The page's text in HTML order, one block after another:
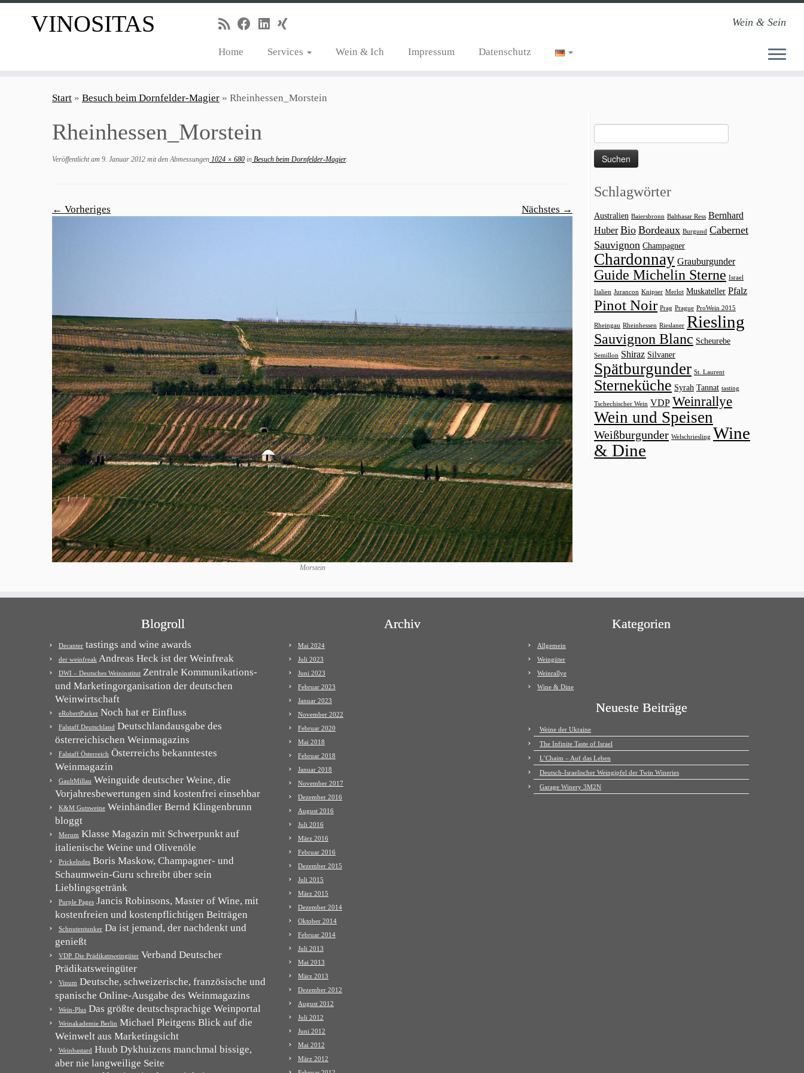
VINOSITAS Wein & Sein
Home Services Wein & Ich Impressum Datenschutz
Start » Besuch beim Dornfelder-Magier » Rheinhessen_Morstein
Rheinhessen_Morstein
Veröffentlicht am 9. Januar 2012 mit den Abmessungen 1024 × 680 in Besuch beim Dornfelder-Magier.
← Vorheriges Nächstes →
Morstein
nach:
Schlagwörter
Australien Baiersbronn Balthasar Ress Bernhard
Huber Bio Bordeaux Burgund Cabernet
Sauvignon Champagner
Chardonnay Grauburgunder
Guide Michelin Sterne Israel
Italien Jurancon Knipser Merlot Muskateller Pfalz
Pinot Noir Prag Prague ProWein 2015
Rheingau Rheinhessen Rieslaner Riesling
Sauvignon Blanc Scheurebe
Semillon Shiraz Silvaner
Spätburgunder St. Laurent
Sterneküche Syrah Tannat tasting
Tschechischer Wein VDP Weinrallye
Wein und Speisen
Weißburgunder Welschriesling Wine
& Dine
Blogroll
Decanter tastings and wine awards
der weinfreak Andreas Heck ist der Weinfreak
DWI – Deutsches Weininstitut Zentrale Kommunikations-
und Marketingorganisation der deutschen
Weinwirtschaft
eRobertParker Noch hat er Einfluss
Falstaff Deutschland Deutschlandausgabe des
österreichischen Weinmagazins
Falstaff Österreich Österreichs bekanntestes
Weinmagazin
GaultMillau Weinguide deutscher Weine, die
Vorjahresbewertungen sind kostenfrei einsehbar
K&M Gutsweine Weinhändler Bernd Klingenbrunn
bloggt
Merum Klasse Magazin mit Schwerpunkt auf
italienische Weine und Olivenöle
Prickelndes Boris Maskow, Champagner- und
Schaumwein-Guru schreibt über sein
Lieblingsgetränk
Purple Pages Jancis Robinsons, Master of Wine, mit
kostenfreien und kostenpflichtigen Beiträgen
Schnutentunker Da ist jemand, der nachdenkt und
genießt
VDP. Die Prädikatsweingüter Verband Deutscher
Prädikatsweingüter
Vinum Deutsche, schweizerische, französische und
spanische Online-Ausgabe des Weinmagazins
Wein-Plus Das größte deutschsprachige Weinportal
Weinakademie Berlin Michael Pleitgens Blick auf die
Weinwelt aus Marketingsicht
Weinbastard Huub Dykhuizens manchmal bissige,
aber nie langweilige Seite
Archiv
Mai 2024
Juli 2023
Juni 2023
Februar 2023
Januar 2023
November 2022
Februar 2020
Mai 2018
Februar 2018
Januar 2018
November 2017
Dezember 2016
August 2016
Juli 2016
März 2016
Februar 2016
Dezember 2015
Juli 2015
März 2015
Dezember 2014
Oktober 2014
Februar 2014
Juli 2013
Mai 2013
März 2013
Dezember 2012
August 2012
Juli 2012
Juni 2012
Mai 2012
März 2012
Kategorien
Allgemein
Weingüter
Weinrallye
Wine & Dine
Neueste Beiträge
Weine der Ukraine
The Infinite Taste of Israel
L’Chaim – Auf das Leben
Deutsch-Israelischer Weingipfel der Twin Wineries
Garage Winery 3M2N